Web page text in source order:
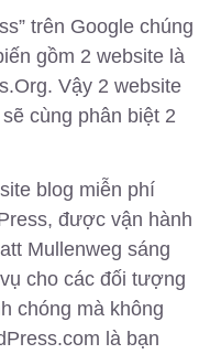
trên Google chúng
gồm 2 website là
Vậy 2 website
cùng phân biệt 2
blog miễn phí
được vận hành
Mullenweg sáng
cho các đối tượng
chóng mà không
là bạn